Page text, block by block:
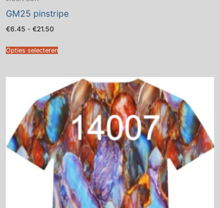
GM25 pinstripe
€6.45 - €21.50
€21.50
Opties selecteren